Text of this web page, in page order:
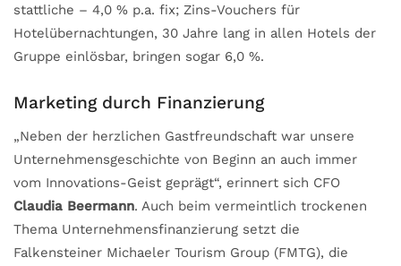
stattliche – 4,0 % p.a. fix; Zins-Vouchers für
Hotelübernachtungen, 30 Jahre lang in allen Hotels der
Gruppe einlösbar, bringen sogar 6,0 %.
Marketing durch Finanzierung
„Neben der herzlichen Gastfreundschaft war unsere
Unternehmensgeschichte von Beginn an auch immer
vom Innovations-Geist geprägt“, erinnert sich CFO
Claudia Beermann. Auch beim vermeintlich trockenen
Thema Unternehmensfinanzierung setzt die
Falkensteiner Michaeler Tourism Group (FMTG), die